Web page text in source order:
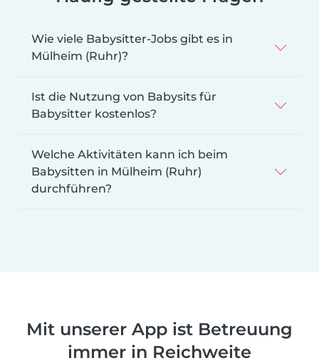
Wie viele Babysitter-Jobs gibt es in
Mülheim (Ruhr)?
Ist die Nutzung von Babysits für
Babysitter kostenlos?
Welche Aktivitäten kann ich beim
Babysitten in Mülheim (Ruhr)
durchführen?
Mit unserer App ist Betreuung
immer in Reichweite